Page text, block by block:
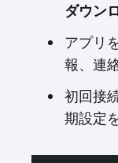
ダウン
アプリ
報、連
初回接
期設定